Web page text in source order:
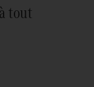
tout